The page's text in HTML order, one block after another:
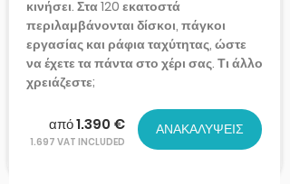
κινήσει. Στα 120 εκατοστά
περιλαμβάνονται δίσκοι, πάγκοι
εργασίας και ράφια ταχύτητας, ώστε
να έχετε τα πάντα στο χέρι σας. Τι άλλο
χρειάζεστε;
από 1.390 €
1.697 VAT INCLUDED
ΑΝΑΚΑΛΥΨΕΙΣ